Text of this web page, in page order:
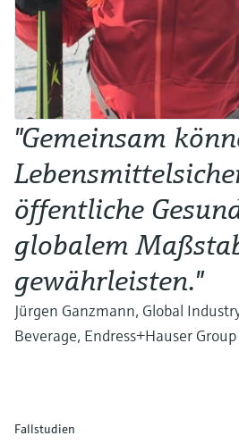
"Gemeinsam
öffentliche
globalem
gewährleisten."
Jürgen Ganzmann, Global
Beverage, Endress+Hauser Group
Fallstudien